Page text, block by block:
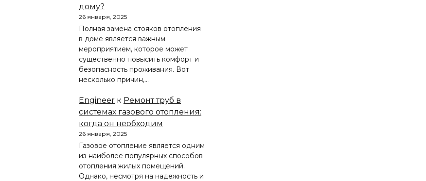
дому?
26 января, 2025
Полная замена стояков отопления
в доме является важным
мероприятием, которое может
существенно повысить комфорт и
безопасность проживания. Вот
несколько причин,…
Engineer к Ремонт труб в
системах газового отопления:
когда он необходим
26 января, 2025
Газовое отопление является одним
из наиболее популярных способов
отопления жилых помещений.
Однако, несмотря на надежность и